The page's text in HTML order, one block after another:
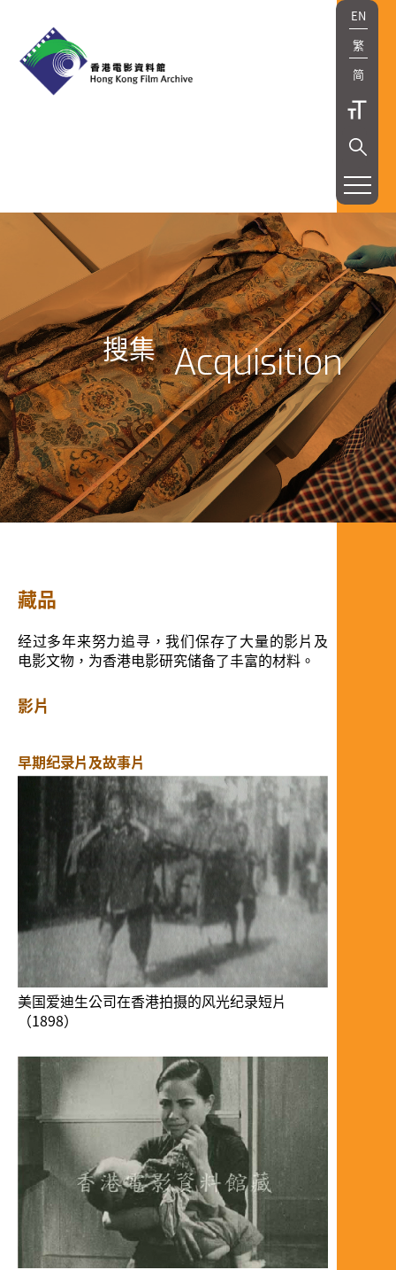
EN
繁
简
搜集 Acquisition
藏品
经过多年来努力追寻，我们保存了大量的影片及
电影文物，为香港电影研究储备了丰富的材料。
影片
早期纪录片及故事片
美国爱迪生公司在香港拍摄的风光纪录短片
（1898）